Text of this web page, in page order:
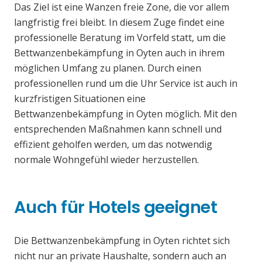
Das Ziel ist eine Wanzen freie Zone, die vor allem
langfristig frei bleibt. In diesem Zuge findet eine
professionelle Beratung im Vorfeld statt, um die
Bettwanzenbekämpfung in Oyten auch in ihrem
möglichen Umfang zu planen. Durch einen
professionellen rund um die Uhr Service ist auch in
kurzfristigen Situationen eine
Bettwanzenbekämpfung in Oyten möglich. Mit den
entsprechenden Maßnahmen kann schnell und
effizient geholfen werden, um das notwendig
normale Wohngefühl wieder herzustellen.
Auch für Hotels geeignet
Die Bettwanzenbekämpfung in Oyten richtet sich
nicht nur an private Haushalte, sondern auch an